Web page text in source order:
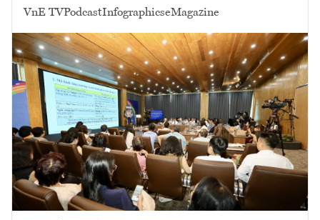
VnE TVPodcastInfographicseMagazine